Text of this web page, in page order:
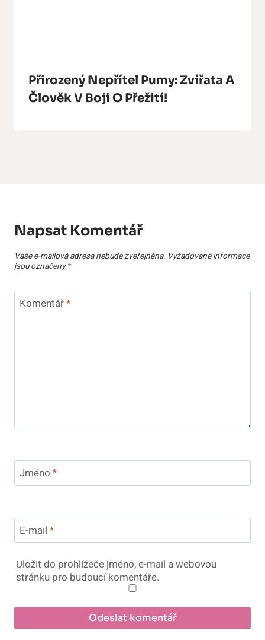
Přirozený Nepřítel Pumy: Zvířata A
Člověk V Boji O Přežití!
Napsat Komentář
Vaše e-mailová adresa nebude zveřejněna. Vyžadované informace
jsou označeny*
Komentář*
Jméno *
E-mail *
Uložit do prohlížeče jméno, e-mail a webovou
stránku pro budoucí komentáře.